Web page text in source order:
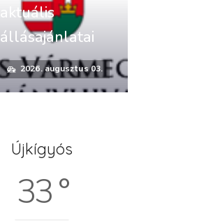
aktuális
állásajánlatai
2026. augusztus 03.
Újkígyós
33 °